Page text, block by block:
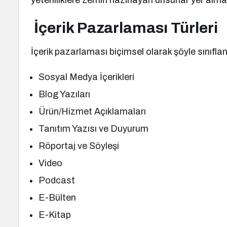
İçerik Pazarlaması Türleri
İçerik pazarlaması biçimsel olarak şöyle
Sosyal Medya İçerikleri
Blog Yazıları
Ürün/Hizmet Açıklamaları
Tanıtım Yazısı ve Duyurum
Röportaj ve Söyleşi
Video
Podcast
E-Bülten
E-Kitap